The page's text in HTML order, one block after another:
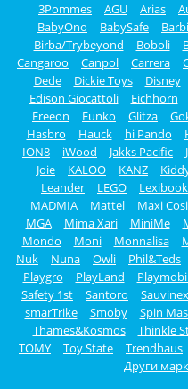
3Pommes AGU Arias
BabyOno
BabySafe
Birba/Trybeyond
Boboli
Cangaroo
Canpol Carrera
Dede
Dickie Toys Disney
Edison Giocattoli
Eichhorn
Freeon
Funko Glitza
Hasbro
Hauck hi Pando
ION8
iWood Jakks Pacific
Joie
KALOO KANZ
Leander
LEGO Lexibook
MADMIA
Mattel Maxi Cosi
MGA
Mima Xari MiniMe
Mondo
Moni Monnalisa
Nuk
Nuna Owli Phil&Teds
Playgro
PlayLand
Safety 1st
Santoro Sauvinex
smarTrike
Smoby Spin
Thames&Kosmos
Thinkle
TOMY
Toy State Trendhaus
Други